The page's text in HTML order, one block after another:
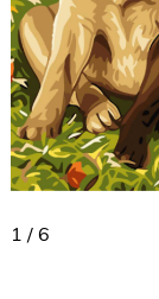
1 / 6